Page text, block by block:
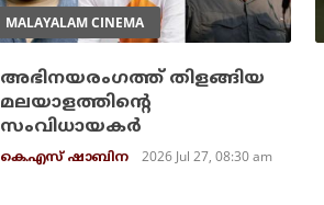
MALAYALAM CINEMA
അഭിനയരംഗത്ത് തിളങ്ങിയ
മലയാളത്തിന്റെ
സംവിധായകർ
കെ.എസ് ഷാബിന 2026 Jul 27, 08:30 am